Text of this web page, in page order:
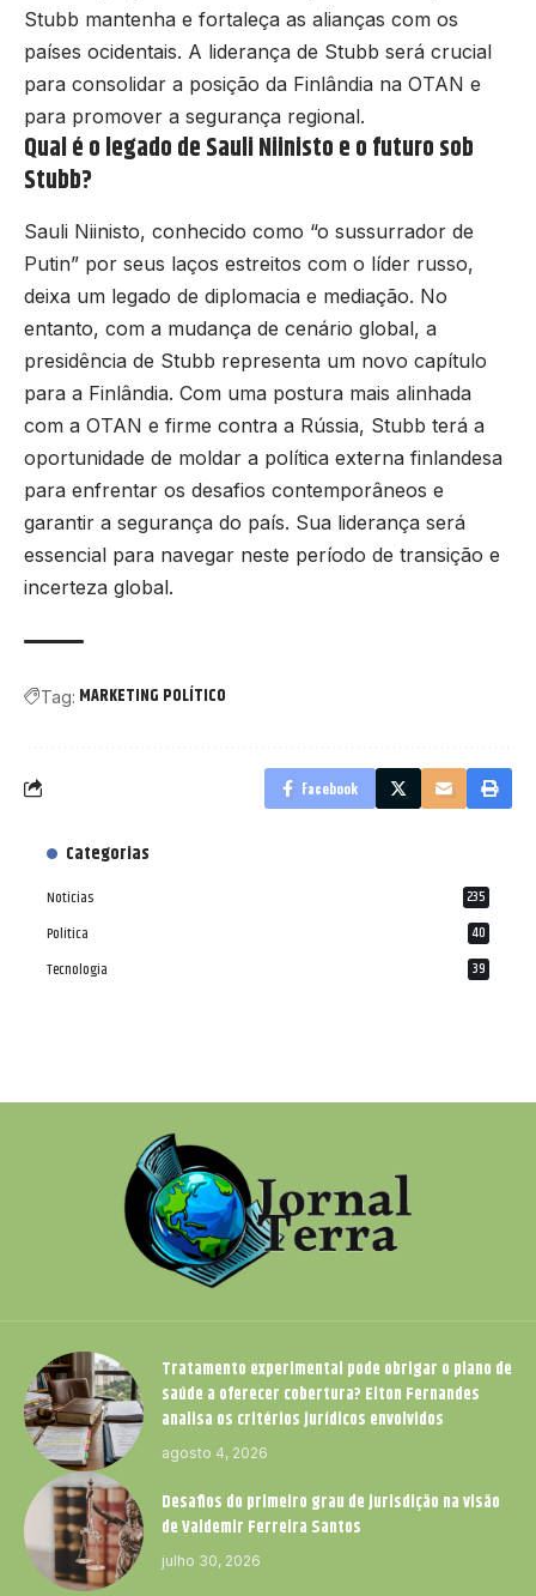
Stubb mantenha e fortaleça as alianças com os
países ocidentais. A liderança de Stubb será crucial
para consolidar a posição da Finlândia na OTAN e
para promover a segurança regional.
Qual é o legado de Sauli Niinisto e o futuro sob
Stubb?
Sauli Niinisto, conhecido como “o sussurrador de
Putin” por seus laços estreitos com o líder russo,
deixa um legado de diplomacia e mediação. No
entanto, com a mudança de cenário global, a
presidência de Stubb representa um novo capítulo
para a Finlândia. Com uma postura mais alinhada
com a OTAN e firme contra a Rússia, Stubb terá a
oportunidade de moldar a política externa finlandesa
para enfrentar os desafios contemporâneos e
garantir a segurança do país. Sua liderança será
essencial para navegar neste período de transição e
incerteza global.
Tag: MARKETING POLÍTICO
Facebook
Categorias
Notícias 235
Política 40
Tecnologia 39
Tratamento experimental pode obrigar o plano de
saúde a oferecer cobertura? Elton Fernandes
analisa os critérios jurídicos envolvidos
agosto 4, 2026
Desafios do primeiro grau de jurisdição na visão
de Valdemir Ferreira Santos
julho 30, 2026